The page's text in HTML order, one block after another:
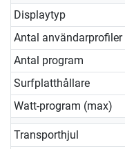
Displaytyp
Antal användarprofiler
Antal program
Surfplatthållare
Watt-program (max)
Transporthjul